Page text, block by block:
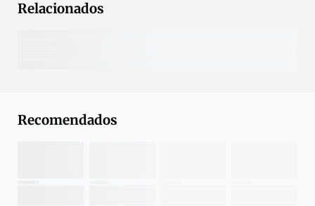
Relacionados
Recomendados